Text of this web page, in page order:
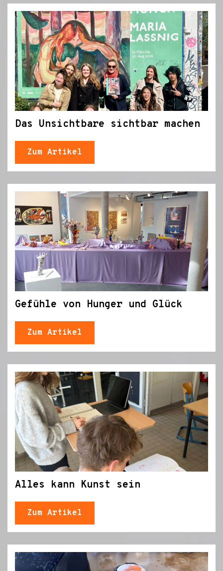
Das Unsichtbare sichtbar machen
Zum Artikel
Gefühle von Hunger und Glück
Zum Artikel
Alles kann Kunst sein
Zum Artikel